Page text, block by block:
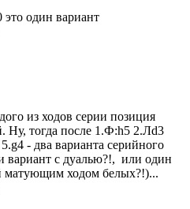
один вариант
из ходов серии позиция
Ну, тогда после 1.Ф:h5 2.Лd3
- два варианта серийного
вариант с дуалью?!, или один
матующим ходом белых?!)...